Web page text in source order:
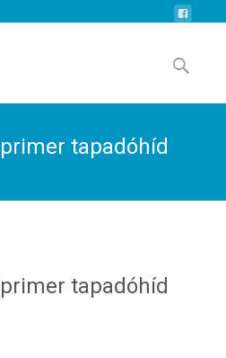
Search
tapadóhíd
tapadóhíd